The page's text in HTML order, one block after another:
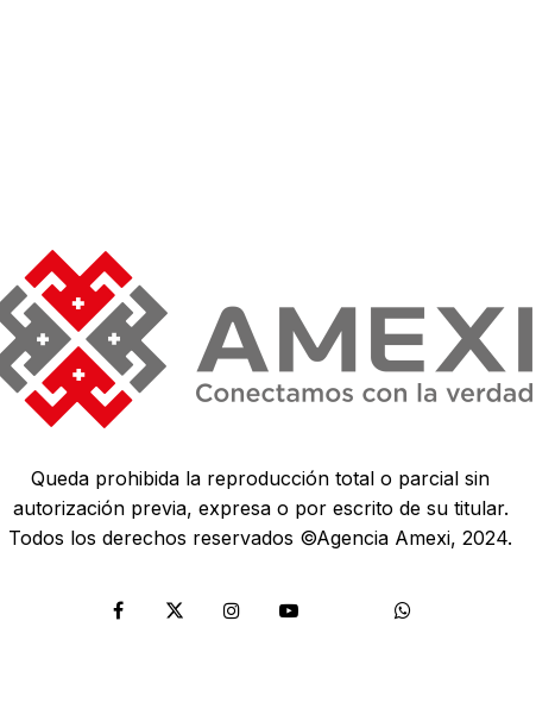
Queda prohibida la reproducción total o parcial sin
autorización previa, expresa o por escrito de su titular.
Todos los derechos reservados ©Agencia Amexi, 2024.